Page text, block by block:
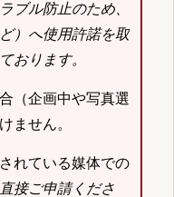
ラブル防止のため、
）へ使用許諾を取
おります。
（企画中や写真選
ません。
れている媒体での
接ご申請くださ